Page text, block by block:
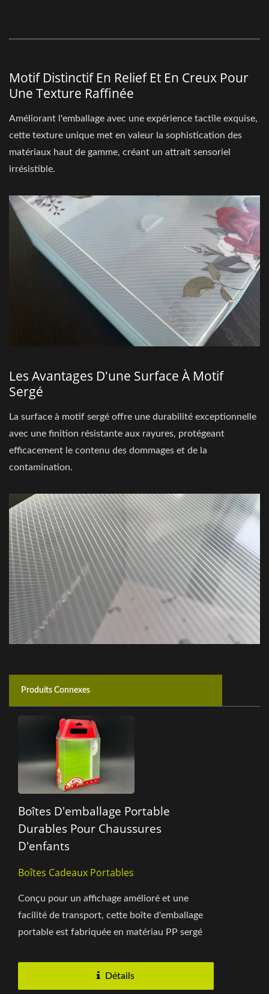
Motif Distinctif En Relief Et En Creux Pour
Une Texture Raffinée
Améliorant l'emballage avec une expérience tactile exquise,
cette texture unique met en valeur la sophistication des
matériaux haut de gamme, créant un attrait sensoriel
irrésistible.
Les Avantages D'une Surface À Motif
Sergé
La surface à motif sergé offre une durabilité exceptionnelle
avec une finition résistante aux rayures, protégeant
efficacement le contenu des dommages et de la
contamination.
Produits Connexes
Boîtes D'emballage Portable
Durables Pour Chaussures
D'enfants
Boîtes Cadeaux Portables
Conçu pour un affichage amélioré et une
facilité de transport, cette boîte d'emballage
portable est fabriquée en matériau PP sergé
Détails